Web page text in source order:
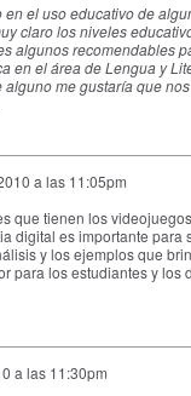
el uso educativo de
claro los niveles
algunos recomendables
en el área de Lengua y
me gustaría que
a las 11:05pm
que tienen los
digital es importante para
y los ejemplos que
para los estudiantes y los
a las 11:30pm